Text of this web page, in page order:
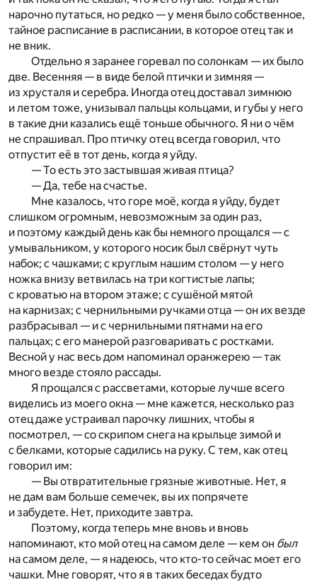
нарочно путаться, но редко — у меня было собственное,
тайное расписание в расписании, в которое отец так и
не вник.
Отдельно я заранее горевал по солонкам — их было
две. Весенняя — в виде белой птички и зимняя —
из хрусталя и серебра. Иногда отец доставал зимнюю
и летом тоже, унизывал пальцы кольцами, и губы у него
в такие дни казались ещё тоньше обычного. Я ни о чём
не спрашивал. Про птичку отец всегда говорил, что
отпустит её в тот день, когда я уйду.
— То есть это застывшая живая птица?
— Да, тебе на счастье.
Мне казалось, что горе моё, когда я уйду, будет
слишком огромным, невозможным за один раз,
и поэтому каждый день как бы немного прощался — с
умывальником, у которого носик был свёрнут чуть
набок; с чашками; с круглым нашим столом — у него
ножка внизу ветвилась на три когтистые лапы;
с кроватью на втором этаже; с сушёной мятой
на карнизах; с чернильными ручками отца — он их везде
разбрасывал — и с чернильными пятнами на его
пальцах; с его манерой разговаривать с ростками.
Весной у нас весь дом напоминал оранжерею — так
много везде стояло рассады.
Я прощался с рассветами, которые лучше всего
виделись из моего окна — мне кажется, несколько раз
отец даже устраивал парочку лишних, чтобы я
посмотрел, — со скрипом снега на крыльце зимой и
с белками, которые садились на руку. С тем, как отец
говорил им:
— Вы отвратительные грязные животные. Нет, я
не дам вам больше семечек, вы их попрячете
и забудете. Нет, приходите завтра.
Поэтому, когда теперь мне вновь и вновь
напоминают, кто мой отец на самом деле — кем он был
на самом деле, — я надеюсь, что кто-то сейчас моет его
чашки. Мне говорят, что я в таких беседах будто